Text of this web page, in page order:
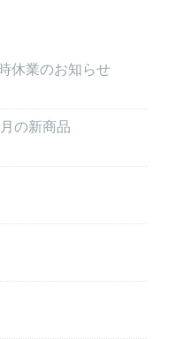
休業のお知らせ
の新商品